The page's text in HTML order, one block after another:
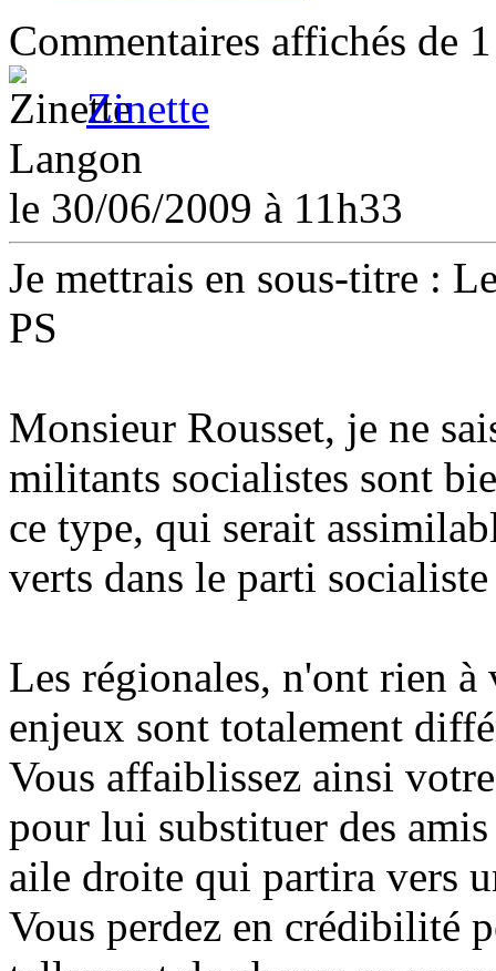
Commentaires affichés de
Zinette
Langon
le 30/06/2009 à 11h33
Je mettrais en sous-titre :
PS
Monsieur Rousset, je ne
militants socialistes sont
ce type, qui serait
verts dans le parti socialiste
Les régionales, n'ont rien à
enjeux sont totalement
Vous affaiblissez ainsi
pour lui substituer des
aile droite qui partira vers
Vous perdez en crédibilité